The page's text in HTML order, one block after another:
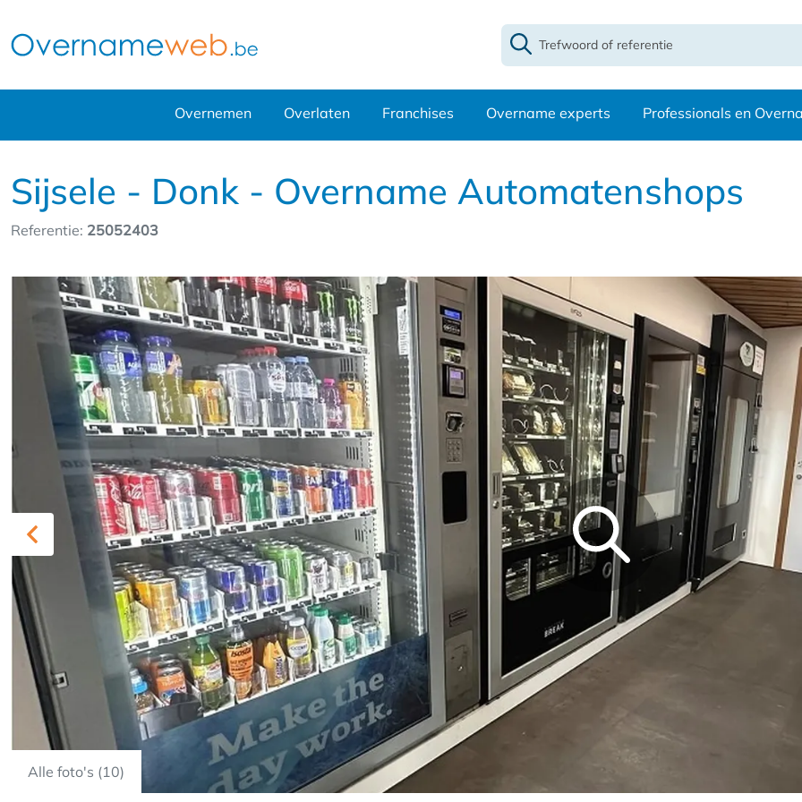
Overnemen Overlaten Franchises Overname experts Professionals en
Sijsele - Donk - Overname Automatenshops
Referentie: 25052403
Alle foto's (10)
Previous